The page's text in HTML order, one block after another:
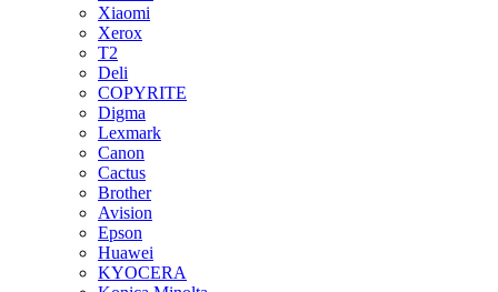
Xiaomi
Xerox
T2
Deli
COPYRITE
Digma
Lexmark
Canon
Cactus
Brother
Avision
Epson
Huawei
KYOCERA